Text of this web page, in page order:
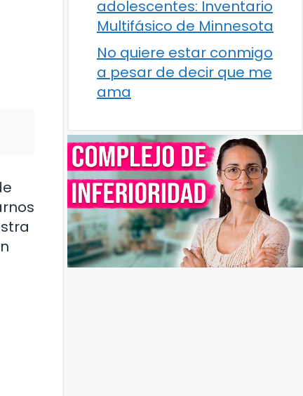
adolescentes: Inventario
Multifásico de Minnesota
No quiere estar conmigo
a pesar de decir que me
ama